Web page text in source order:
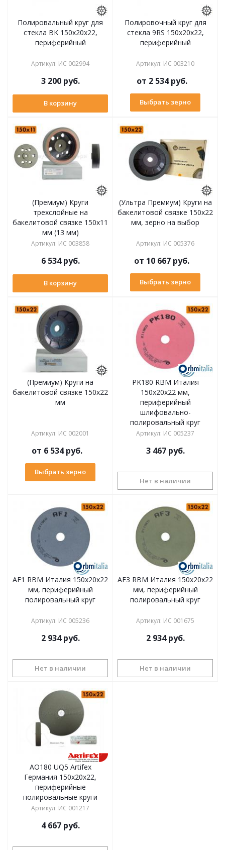
Полировальный круг для
стекла BK 150х20x22,
периферийный
Артикул: ИС 002994
3 200руб.
В корзину
Полировочный круг для
стекла 9RS 150х20x22,
периферийный
Артикул: ИС 003210
от 2 534 руб.
Выбрать зерно
(Премиум) Круги
трехслойные на
бакелитовой связке 150х11
мм (13 мм)
Артикул: ИС 003858
6 534руб.
В корзину
(Ультра Премиум) Круги на
бакелитовой связке 150х22
мм, зерно на выбор
Артикул: ИС 005376
от 10 667 руб.
Выбрать зерно
(Премиум) Круги на
бакелитовой связке 150х22
мм
Артикул: ИС 002001
от 6 534 руб.
Выбрать зерно
PK180 RBM Италия
150х20x22 мм,
периферийный
шлифовально-
полировальный круг
Артикул: ИС 005237
3 467руб.
Нет в наличии
AF1 RBM Италия 150х20x22
мм, периферийный
полировальный круг
Артикул: ИС 005236
2 934руб.
Нет в наличии
AF3 RBM Италия 150х20x22
мм, периферийный
полировальный круг
Артикул: ИС 001675
2 934руб.
Нет в наличии
AO180 UQ5 Artifex
Германия 150х20x22,
периферийные
полировальные круги
Артикул: ИС 001217
4 667руб.